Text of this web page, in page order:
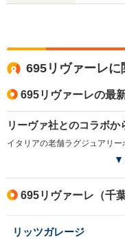
WLTCモード
駆動方式
-
FF
695リヴァーレに
695リヴァーレの最
リーヴァ社とのコラボか
695リヴァーレ（千
リッツガレージ